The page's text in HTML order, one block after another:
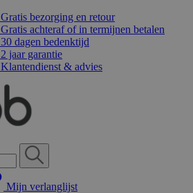
Gratis bezorging en retour
Gratis achteraf of in termijnen betalen
30 dagen bedenktijd
2 jaar garantie
Klantendienst & advies
Mijn verlanglijst